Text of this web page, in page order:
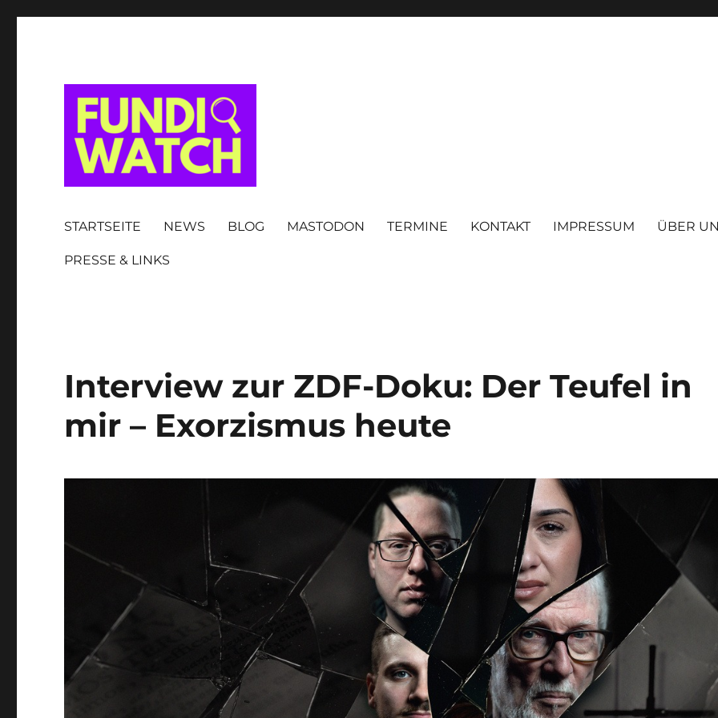
STARTSEITE NEWS BLOG MASTODON TERMINE KONTAKT IMPRESSUM ÜBER
PRESSE & LINKS
Interview zur ZDF-Doku: Der Teufel in
mir – Exorzismus heute